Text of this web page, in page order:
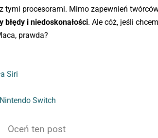
tymi procesorami. Mimo zapewnień
i niedoskonałości. Ale cóż, jeśli
prawda?
Siri
Switch
Oceń ten post